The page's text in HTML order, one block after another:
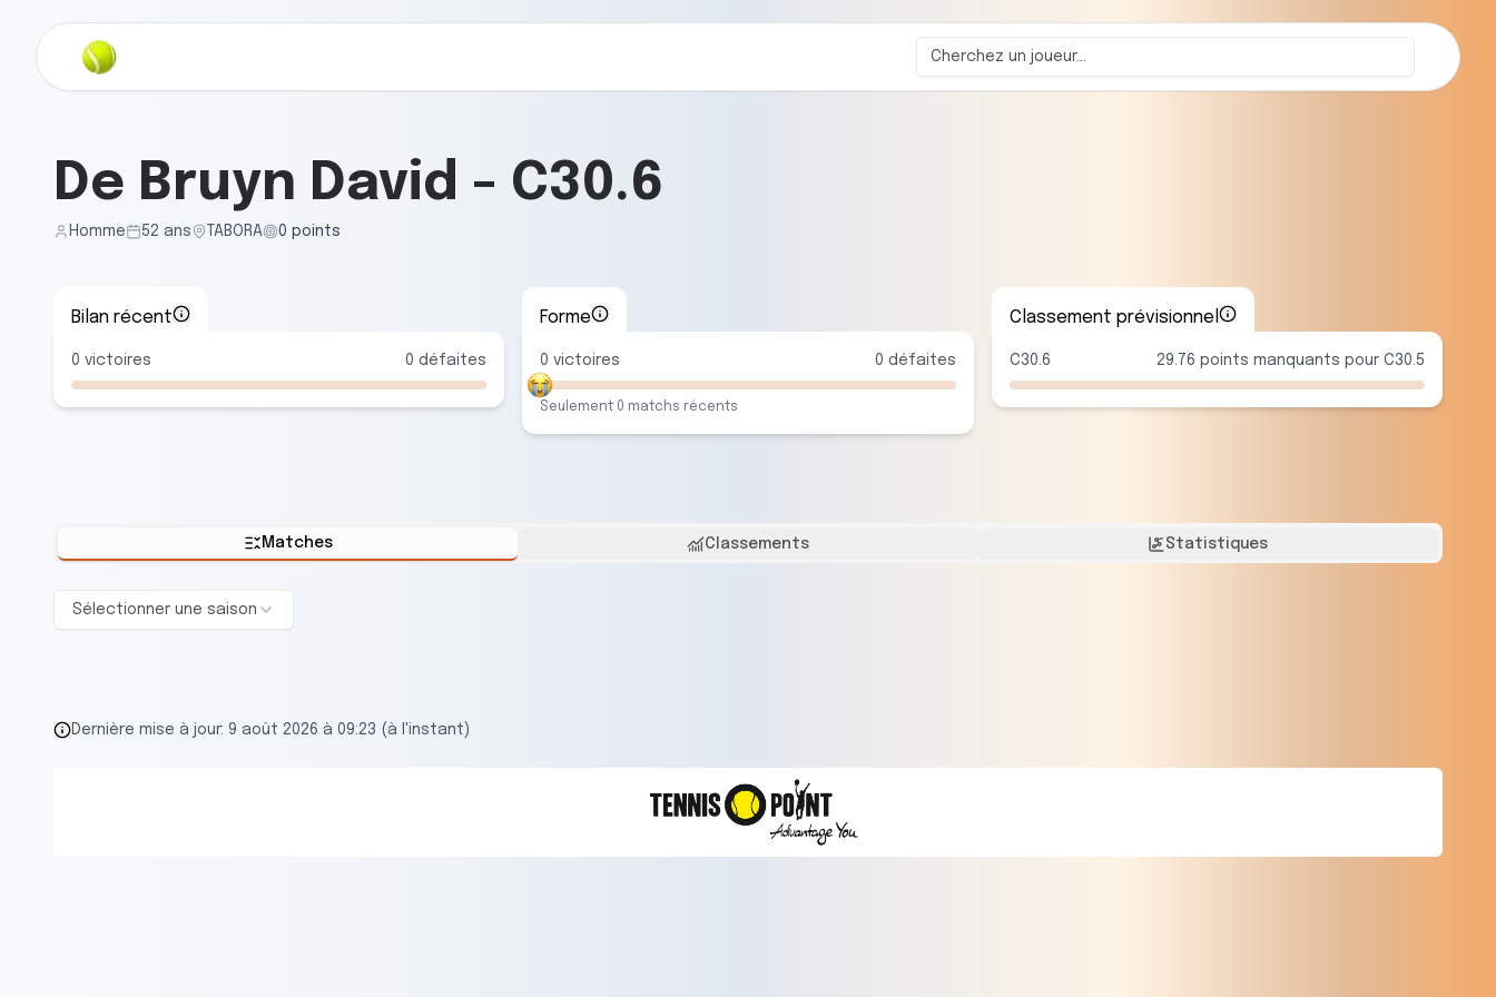
De Bruyn David - C30.6
Homme 52 ans TABORA 0 points
Bilan récent
0 victoires 0 défaites
Forme
0 victoires 0 défaites
Seulement 0 matchs récents
Classement prévisionnel
C30.6 29.76 points manquants pour C30.5
Matches Classements Statistiques
Sélectionner une saison
Dernière mise à jour: 9 août 2026 à 09:23 (à l'instant)